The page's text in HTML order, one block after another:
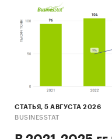
СТАТЬЯ, 5 АВГУСТА 2026
BUSINESSTAT